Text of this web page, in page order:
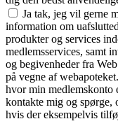
Ja tak, jeg vil gerne
information om
produkter og services
medlemsservices, samt
og begivenheder fra
på vegne af
hvor min medlemskonto
kontakte mig og spørge,
hvis der eksempelvis